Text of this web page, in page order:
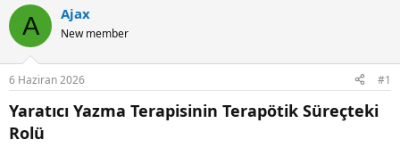
n
u
u
B
a
ş
l
a
ş
l
a
g
ı
ç
t
A Ajax
New member
6 Haziran 2026 #1
Yaratıcı Yazma Terapisinin Terapötik Süreçteki
Rolü